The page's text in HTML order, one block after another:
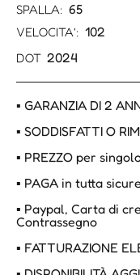
SPALLA: 65
VELOCITA': 102
DOT 2024
▪ GARANZIA DI 2
▪ SODDISFATTI O
▪ PREZZO per
▪ PAGA in tutta
▪ Paypal, Carta di
Contrassegno
▪ FATTURAZIONE